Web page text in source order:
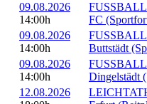
09.08.2026
14:00h
FC
09.08.2026
14:00h
Buttstädt
09.08.2026
14:00h
Dingelstädt
12.08.2026